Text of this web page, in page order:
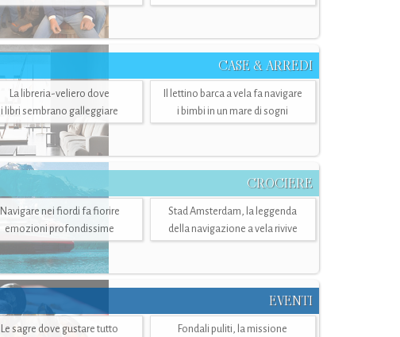
CASE & ARREDI
La libreria-veliero dove
i libri sembrano galleggiare
Il lettino barca a vela fa navigare
i bimbi in un mare di sogni
CROCIERE
Navigare nei fiordi fa fiorire
emozioni profondissime
Stad Amsterdam, la leggenda
della navigazione a vela rivive
EVENTI
Le sagre dove gustare tutto
Fondali puliti, la missione